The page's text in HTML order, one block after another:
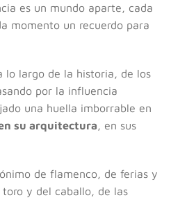
es un mundo aparte, cada
momento un recuerdo para
lo largo de la historia, de los
por la influencia
una huella imborrable en
su arquitectura, en sus
de flamenco, de ferias y
y del caballo, de las